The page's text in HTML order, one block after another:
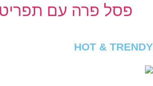
פסל פרה עם תפריט
HOT & TRENDY